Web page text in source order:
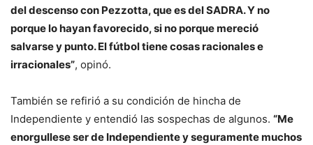
del descenso con Pezzotta, que es del SADRA. Y no
porque lo hayan favorecido, si no porque mereció
salvarse y punto. El fútbol tiene cosas racionales e
irracionales”, opinó.
También se refirió a su condición de hincha de
Independiente y entendió las sospechas de algunos. “Me
enorgullese ser de Independiente y seguramente muchos